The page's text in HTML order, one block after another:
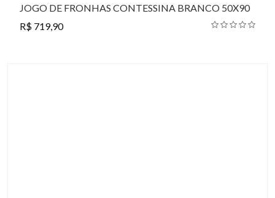
JOGO DE FRONHAS CONTESSINA BRANCO 50X90
R$ 719,90